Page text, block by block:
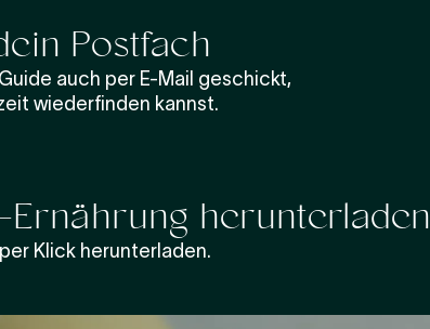
Postfach
auch per E-Mail geschickt,
wiederfinden kannst.
herunterladen
Klick herunterladen.